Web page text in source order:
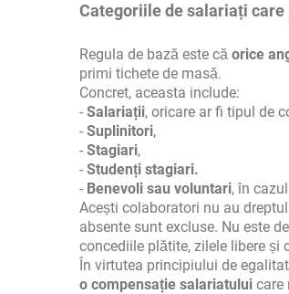
Categoriile de salariați
Regula de bază este că orice
primi tichete de masă.
Concret, aceasta include:
- Salariații, oricare ar fi tipul de
- Suplinitori,
- Stagiari,
- Studenți stagiari.
- Benevoli sau voluntari, în
Acești colaboratori nu au
absente sunt excluse. Nu este
concediile plătite, zilele libere și
În virtutea principiului de
o compensație salariatului care